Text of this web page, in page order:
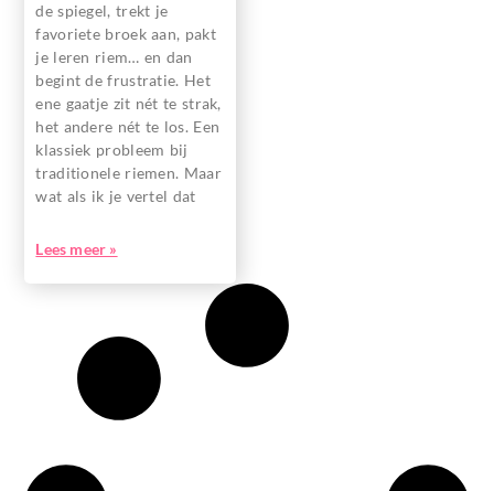
de spiegel, trekt je
favoriete broek aan, pakt
je leren riem… en dan
begint de frustratie. Het
ene gaatje zit nét te strak,
het andere nét te los. Een
klassiek probleem bij
traditionele riemen. Maar
wat als ik je vertel dat
Lees meer »